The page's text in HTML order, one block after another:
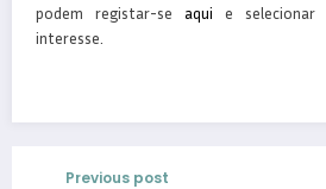
podem registar-se aqui e selecionar
interesse.
Previous post